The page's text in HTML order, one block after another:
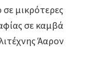
μικρότερες
σε καμβά
Άαρον